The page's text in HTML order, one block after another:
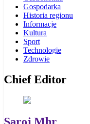
Gospodarka
Historia regionu
Informacje
Kultura
Sport
Technologie
Zdrowie
Chief Editor
Saroj Mhr